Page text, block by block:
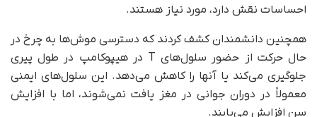
احساسات نقش دارد، مورد نیاز هستند.
همچنین دانشمندان کشف کردند که دسترسی موش‌ها به چرخ در
حال حرکت از حضور سلول‌های T در هیپوکامپ در طول پیری
جلوگیری می‌کند یا آنها را کاهش می‌دهد. این سلول‌های ایمنی
معمولاً در دوران جوانی در مغز یافت نمی‌شوند، اما با افزایش
سن افزایش می‌یابند.